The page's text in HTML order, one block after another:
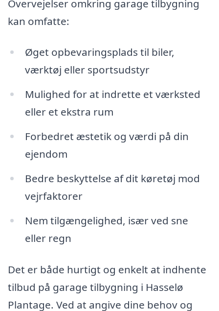
Overvejelser omkring garage tilbygning
kan omfatte:
Øget opbevaringsplads til biler,
værktøj eller sportsudstyr
Mulighed for at indrette et værksted
eller et ekstra rum
Forbedret æstetik og værdi på din
ejendom
Bedre beskyttelse af dit køretøj mod
vejrfaktorer
Nem tilgængelighed, især ved sne
eller regn
Det er både hurtigt og enkelt at indhente
tilbud på garage tilbygning i Hasselø
Plantage. Ved at angive dine behov og